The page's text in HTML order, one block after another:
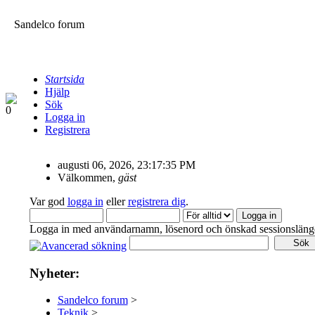
Sandelco forum
Startsida
Hjälp
Sök
Logga in
Registrera
augusti 06, 2026, 23:17:35 PM
Välkommen, gäst
Var god logga in ellerregistrera dig.
Logga in med användarnamn, lösenord och önskad
Nyheter:
Sandelco forum>